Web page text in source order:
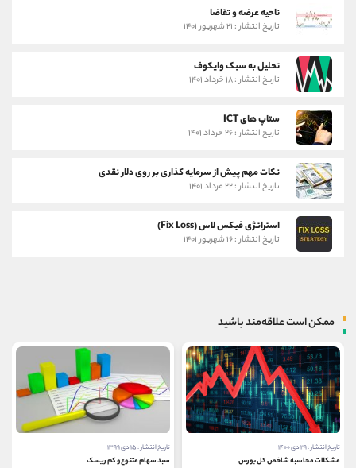
ناحیه عرضه و تقاضا
تاریخ انتشار : ۲۱ شهریور ۱۴۰۱
تحلیل به سبک وایکوف
تاریخ انتشار : ۱۸ خرداد ۱۴۰۱
ستاپ های ICT
تاریخ انتشار : ۲۶ خرداد ۱۴۰۱
نکات مهم پیش از سرمایه گذاری بر روی دلار نقدی
تاریخ انتشار : ۲۲ مرداد ۱۴۰۱
استراتژی فیکس لاس (Fix Loss)
تاریخ انتشار : ۱۶ شهریور ۱۴۰۱
ممکن است علاقه‌مند باشید
تاریخ انتشار : ۲۹ دی ۱۴۰۰
مشکلات محاسبه شاخص کل بورس
تاریخ انتشار : ۱۵ دی ۱۳۹۹
سبد سهام متنوع و کم ریسک